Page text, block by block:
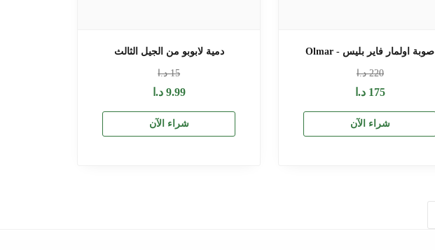
صوبة اولمار فاير بليس - Olmar
220د.ا
175 د.ا
شراء الآن
دمية لابوبو من الجيل الثالث
15د.ا
9.99 د.ا
شراء الآن